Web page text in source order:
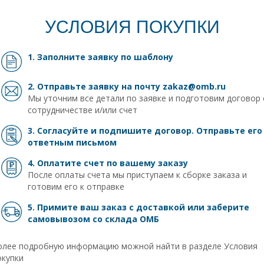
УСЛОВИЯ ПОКУПКИ
1. Заполните заявку по шаблону
2. Отправьте заявку на почту zakaz@omb.ru
Мы уточним все детали по заявке и подготовим договор
сотрудничестве и/или счет
3. Согласуйте и подпишите договор. Отправьте его
ответным письмом
4. Оплатите счет по вашему заказу
После оплаты счета мы приступаем к сборке заказа и
готовим его к отправке
5. Примите ваш заказ с доставкой или заберите
самовывозом со склада ОМБ
подробную информацию можной найти в разделе Условия